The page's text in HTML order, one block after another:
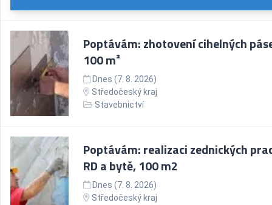
Poptávám: zhotovení cihelných
100 m²
Dnes (7. 8. 2026)
Středočeský kraj
Stavebnictví
Poptávám: realizaci zednických
RD a bytě, 100 m2
Dnes (7. 8. 2026)
Středočeský kraj